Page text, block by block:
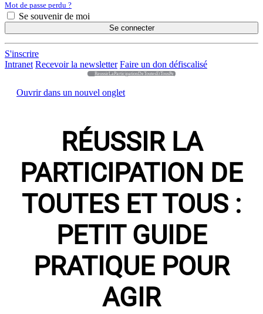
Mot de passe perdu ?
Se souvenir de moi
Se connecter
S'inscrire
Intranet Recevoir la newsletter Faire un don défiscalisé
ReussirLaParticipationDeToutesEtTousPe
Ouvrir dans un nouvel onglet
RÉUSSIR LA
PARTICIPATION DE
TOUTES ET TOUS :
PETIT GUIDE
PRATIQUE POUR
AGIR